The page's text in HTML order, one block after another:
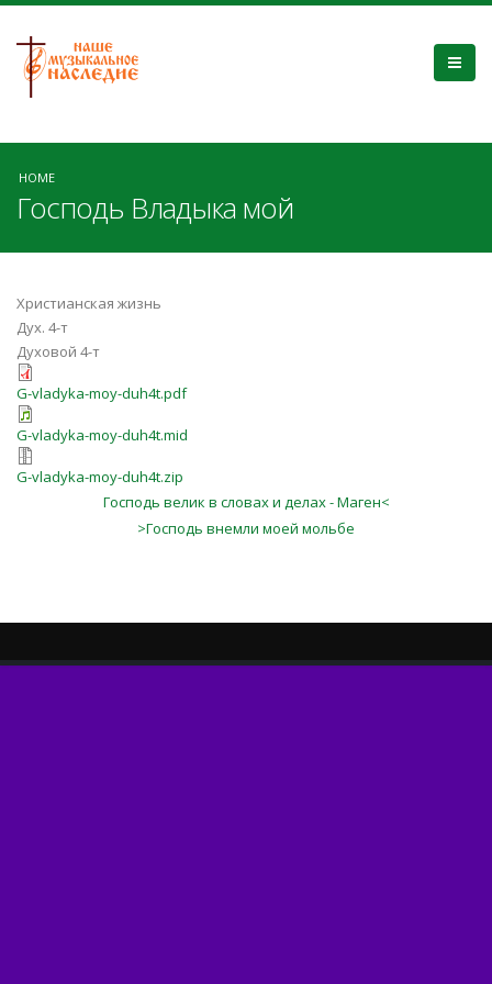
HOME
Господь Владыка мой
Христианская жизнь
Дух. 4-т
Духовой 4-т
G-vladyka-moy-duh4t.pdf
G-vladyka-moy-duh4t.mid
G-vladyka-moy-duh4t.zip
Господь велик в словах и делах - Маген<
>Господь внемли моей мольбе